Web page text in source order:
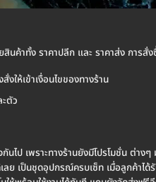
สินค้าทั้ง ราคาปลีก และ ราคาส่ง การ
ให้เข้าเงื่อนไขของทางร้าน
ตัว
นไป เพราะทางร้านยังมีโปรโมชั่น ต่า
เลย เป็นชุดอุปกรณ์ครบเซ็ท เมื่อลูกค้า